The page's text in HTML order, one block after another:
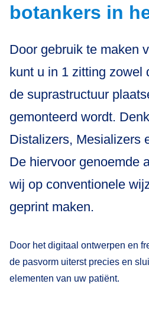
botankers in
Door gebruik te maken
kunt u in 1 zitting zowel
de suprastructuur
gemonteerd wordt.
Distalizers, Mesializers
De hiervoor genoemde
wij op conventionele
geprint maken.
Door het digitaal ontwerpen en
de pasvorm uiterst precies en
elementen van uw patiënt.